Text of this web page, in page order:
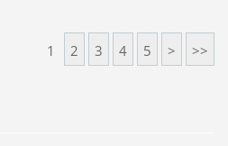
1 2 3 4 5 > >>